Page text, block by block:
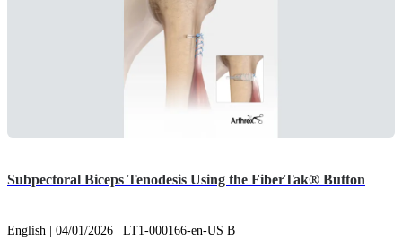
Subpectoral Biceps Tenodesis Using the FiberTak® Button
English | 04/01/2026 | LT1-000166-en-US B